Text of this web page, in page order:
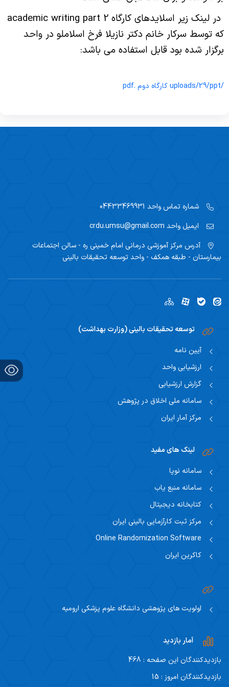
crossover trials
تحلیل بقا
نرم افزار فوکاسکی
مدلسازی کوید 19 در استان آذربایجان غربی
مقالات 1403
مقالات 1404
جلسات 1398
جلسات 1399
جلسات 1400
معرفی واحد
برنامه راهبردی
اعضای کمیته اخلاق
خلاصه عملکرد واحد
در لینک زیر اسلایدهای کارگاه academic writing part 2
که توسط سرکار خانم دکتر نازیلا فرخ اسلاملو در واحد
برگزار شده بود قابل استفاده می باشد:
/uploads/29/ppt کارگاه دوم .pdf
شماره تماس واحد 04433469931
ایمیل واحد crdu.umsu@gmail.com
آدرس مرکز آموزشی درمانی امام خمینی ره - سالن اجتماعات
بیمارستان - طبقه همکف - واحد توسعه تحقیقات بالینی
توسعه تحقیقات بالینی (وزارت بهداشت)
آیین نامه
ارزشیابی واحد
گزارش ارزشیابی
سامانه ملی اخلاق در پژوهش
مرکز آمار ایران
لینک های مفید
سامانه نوپا
سامانه منبع یاب
کتابخانه دیجیتال
مرکز ثبت کارآزمایی بالینی ایران
Online Randomization Software
کاکرین ایران
اولویت های پژوهشی دانشگاه علوم پزشکی ارومیه
آمار بازدید
بازدیدکنندگان این صفحه : 468
بازدیدکنندگان امروز : 15